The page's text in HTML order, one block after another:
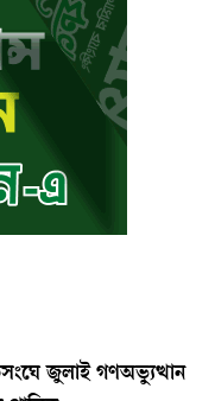
জুলাই গণঅভ্যুত্থান